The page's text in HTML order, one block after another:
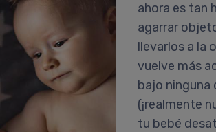
ahora es tan
agarrar
llevarlos a la
vuelve más
bajo ninguna
(¡realmente
tu bebé